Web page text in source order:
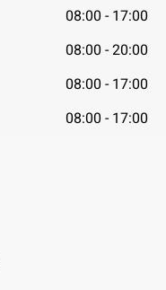
08:00 - 17:00
08:00 - 20:00
08:00 - 17:00
08:00 - 17:00